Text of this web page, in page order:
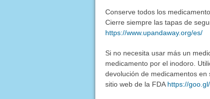
Conserve todos los
Cierre siempre las tapas de
https://www.upandaway.org/es/
Si no necesita usar más un
medicamento por el inodoro.
devolución de medicamentos
sitio web de la FDA https://